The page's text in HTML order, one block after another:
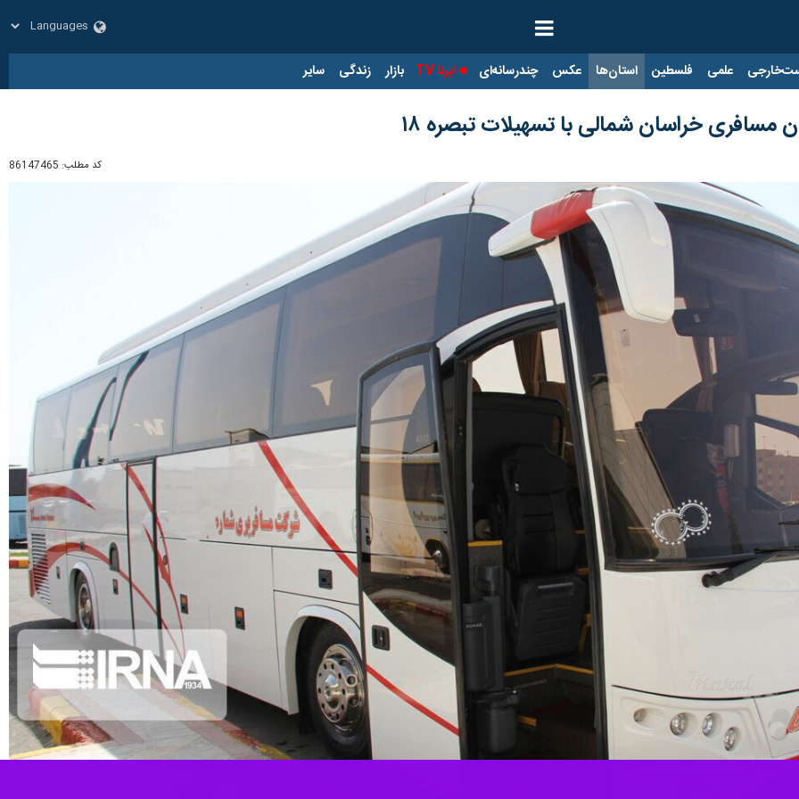
علمی فلسطین استان‌ها عکس چندرسانه‌ای ایرنا TV بازار زندگی سایر
کد مطلب: 86147465